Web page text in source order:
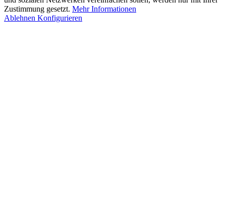
Zustimmung gesetzt. Mehr Informationen
Ablehnen Konfigurieren